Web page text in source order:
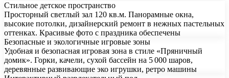
Стильное детское пространство
Просторный светлый зал 120 кв.м. Панорамные окна,
высокие потолки, дизайнерский ремонт в нежных пастельных
оттенках. Красивые фото с праздника обеспечены
Безопасные и экологичные игровые зоны
Удобная и безопасная игровая зона в стиле «Пряничный
домик». Горки, качели, сухой бассейн на 5 000 шаров,
деревянные развивающие эко игрушки, ретро машины